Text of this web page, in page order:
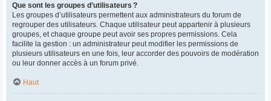
Que sont les groupes d’utilisateurs ?
Les groupes d’utilisateurs permettent aux administrateurs du forum de
regrouper des utilisateurs. Chaque utilisateur peut appartenir à plusieurs
groupes, et chaque groupe peut avoir ses propres permissions. Cela
facilite la gestion : un administrateur peut modifier les permissions de
plusieurs utilisateurs en une fois, leur accorder des pouvoirs de modération
ou leur donner accès à un forum privé.
Haut